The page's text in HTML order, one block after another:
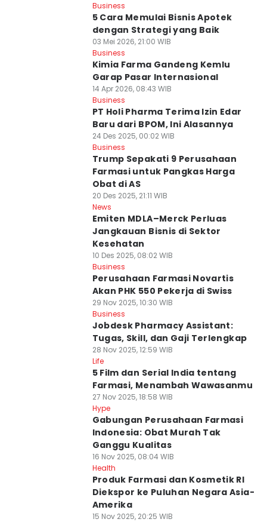
Business
5 Cara Memulai Bisnis Apotek
dengan Strategi yang Baik
03 Mei 2026, 21:00 WIB
Business
Kimia Farma Gandeng Kemlu
Garap Pasar Internasional
14 Apr 2026, 08:43 WIB
Business
PT Holi Pharma Terima Izin Edar
Baru dari BPOM, Ini Alasannya
24 Des 2025, 00:02 WIB
Business
Trump Sepakati 9 Perusahaan
Farmasi untuk Pangkas Harga
Obat di AS
20 Des 2025, 21:11 WIB
News
Emiten MDLA–Merck Perluas
Jangkauan Bisnis di Sektor
Kesehatan
10 Des 2025, 08:02 WIB
Business
Perusahaan Farmasi Novartis
Akan PHK 550 Pekerja di Swiss
29 Nov 2025, 10:30 WIB
Business
Jobdesk Pharmacy Assistant:
Tugas, Skill, dan Gaji Terlengkap
28 Nov 2025, 12:59 WIB
Life
5 Film dan Serial India tentang
Farmasi, Menambah Wawasanmu
27 Nov 2025, 18:58 WIB
Hype
Gabungan Perusahaan Farmasi
Indonesia: Obat Murah Tak
Ganggu Kualitas
16 Nov 2025, 08:04 WIB
Health
Produk Farmasi dan Kosmetik RI
Diekspor ke Puluhan Negara Asia-
Amerika
15 Nov 2025, 20:25 WIB